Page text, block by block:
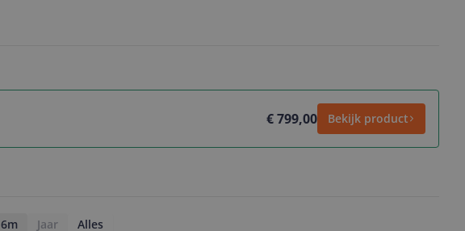
€ 799,00 Bekijk product
6m Jaar Alles